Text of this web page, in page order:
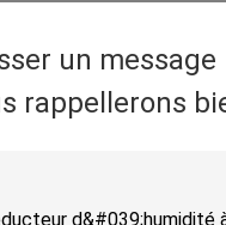
un message
rappellerons
doux et plein.
jaune, une propriété
: